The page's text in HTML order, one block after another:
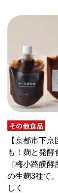
カ
京
私と
その他食品
【京都市下
も！麹と発酵
［梅小路醗
の生麹3種で
しく